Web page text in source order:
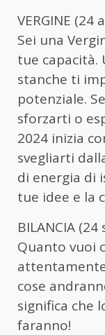
VERGINE
Sei una
tue
stanche ti
potenziale.
sforzarti o
2024 inizia
svegliarti
di energia di
tue idee e la
BILANCIA
Quanto vuoi
cose
significa che
faranno!